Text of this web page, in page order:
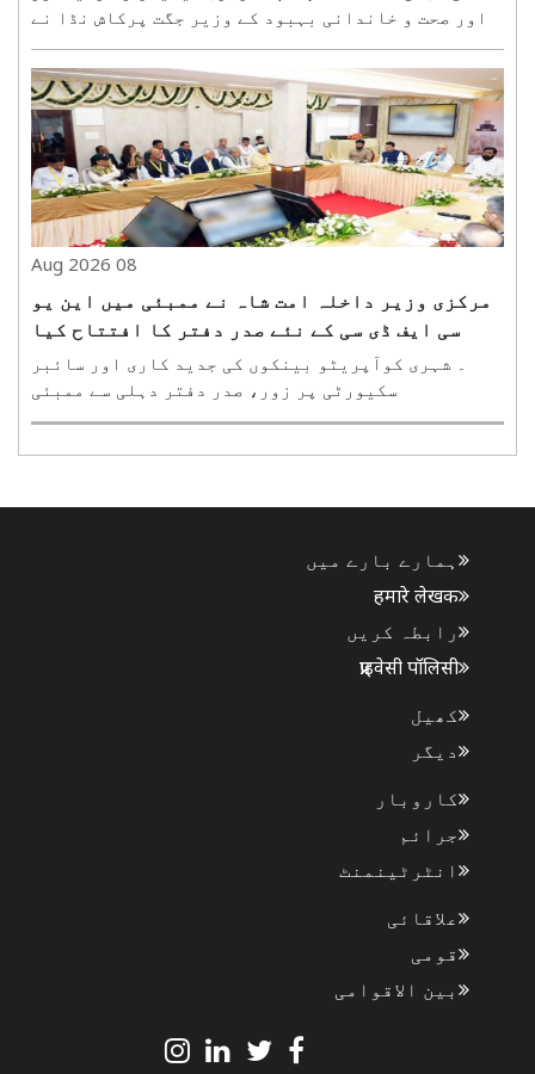
اور صحت و خاندانی بہبود کے وزیر جگت پرکاش نڈا نے
ہفتہ کو سائنس بھون میں میڈیکل ڈیوائس شعبے کے
سرکردہ صنعت کاروں کے ساتھ میٹنگ کی۔ یہ میٹنگ
انڈیا میڈیکل ڈیوائس-2026 کے دوسرے دن منعقد ہوئی۔
اس پروگ..
08 Aug 2026
مرکزی وزیر داخلہ امت شاہ نے ممبئی میں این یو
سی ایف ڈی سی کے نئے صدر دفتر کا افتتاح کیا
۔ شہری کوآپریٹو بینکوں کی جدید کاری اور سائبر
سکیورٹی پر زور، صدر دفتر دہلی سے ممبئی
منتقلممبئی، 8 اگست (ہ س)۔ امور داخلہ و باہمی
ہمارے بارے میں
हमारे लेखक
رابطہ کریں
प्राइवेसी पॉलिसी
کھیل
دیگر
کاروبار
جرائم
انٹرٹینمنٹ
علاقائی
قومی
بین الاقوامی